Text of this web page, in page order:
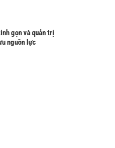
gọn và quản trị
nguồn lực